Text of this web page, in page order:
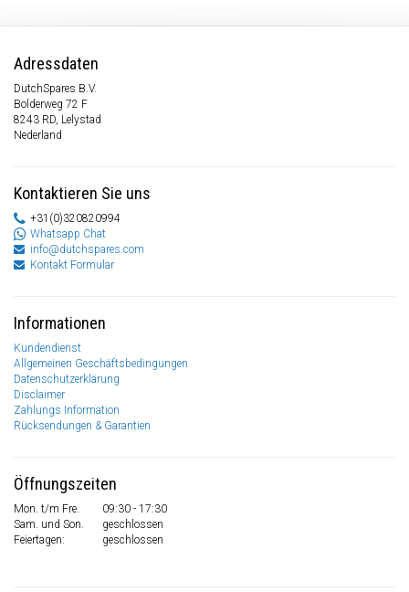
Adressdaten
DutchSpares B.V.
Bolderweg 72 F
8243 RD, Lelystad
Nederland
Kontaktieren Sie uns
+31(0)320820994
Whatsapp Chat
info@dutchspares.com
Kontakt Formular
Informationen
Kundendienst
Allgemeinen Geschäftsbedingungen
Datenschutzerklärung
Disclaimer
Zahlungs Information
Rücksendungen & Garantien
Öffnungszeiten
Mon. t/m Fre.
09:30 - 17:30
Sam. und Son.
geschlossen
Feiertagen:
geschlossen